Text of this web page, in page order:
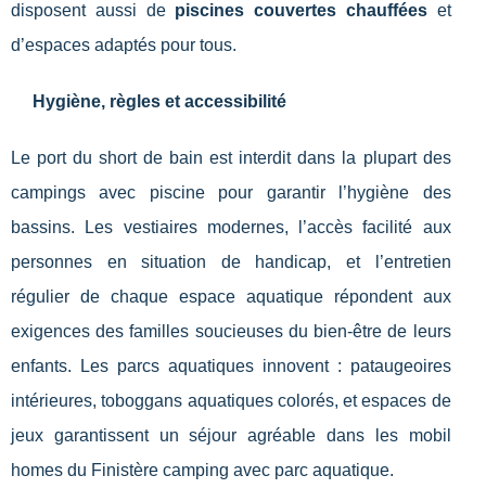
disposent aussi de piscines couvertes chaufféeset
d’espaces adaptés pour tous.
Hygiène, règles et accessibilité
Le port du short de bain est interdit dans la plupart des
campings avec piscine pour garantir l’hygiène des
bassins. Les vestiaires modernes, l’accès facilité aux
personnes en situation de handicap, et l’entretien
régulier de chaque espace aquatique répondent aux
exigences des familles soucieuses du bien-être de leurs
enfants. Les parcs aquatiques innovent : pataugeoires
intérieures, toboggans aquatiques colorés, et espaces de
jeux garantissent un séjour agréable dans les mobil
homes du Finistère camping avec parc aquatique.